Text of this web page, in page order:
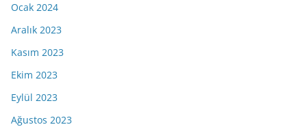
Ocak 2024
Aralık 2023
Kasım 2023
Ekim 2023
Eylül 2023
Ağustos 2023